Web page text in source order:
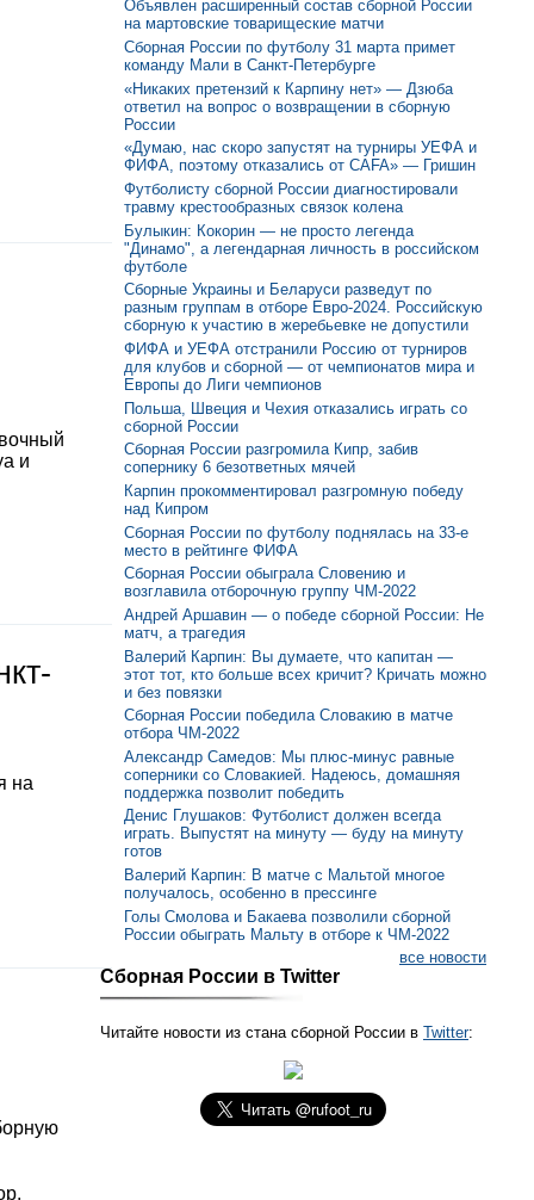
и
на
Объявлен расширенный состав сборной России
на мартовские товарищеские матчи
Сборная России по футболу 31 марта примет
команду Мали в Санкт-Петербурге
«Никаких претензий к Карпину нет» — Дзюба
ответил на вопрос о возвращении в сборную
России
«Думаю, нас скоро запустят на турниры УЕФА и
ФИФА, поэтому отказались от CAFA» — Гришин
Футболисту сборной России диагностировали
травму крестообразных связок колена
Булыкин: Кокорин — не просто легенда
"Динамо", а легендарная личность в российском
футболе
Сборные Украины и Беларуси разведут по
разным группам в отборе Евро-2024. Российскую
сборную к участию в жеребьевке не допустили
ФИФА и УЕФА отстранили Россию от турниров
для клубов и сборной — от чемпионатов мира и
Европы до Лиги чемпионов
Польша, Швеция и Чехия отказались играть со
сборной России
Сборная России разгромила Кипр, забив
сопернику 6 безответных мячей
Карпин прокомментировал разгромную победу
над Кипром
Сборная России по футболу поднялась на 33-е
место в рейтинге ФИФА
Сборная России обыграла Словению и
возглавила отборочную группу ЧМ-2022
Андрей Аршавин — о победе сборной России: Не
матч, а трагедия
Валерий Карпин: Вы думаете, что капитан —
этот тот, кто больше всех кричит? Кричать можно
и без повязки
Сборная России победила Словакию в матче
отбора ЧМ-2022
Александр Самедов: Мы плюс-минус равные
соперники со Словакией. Надеюсь, домашняя
поддержка позволит победить
Денис Глушаков: Футболист должен всегда
играть. Выпустят на минуту — буду на минуту
готов
Валерий Карпин: В матче с Мальтой многое
получалось, особенно в прессинге
Голы Смолова и Бакаева позволили сборной
России обыграть Мальту в отборе к ЧМ-2022
все новости
Сборная России в Twitter
Читайте новости из стана сборной России в Twitter: